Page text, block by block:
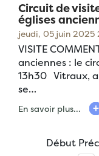
Circuit de
églises
jeudi, 05 juin 2025
VISITE
anciennes : le
13h30 Vitraux,
se…
En savoir plus...
Début